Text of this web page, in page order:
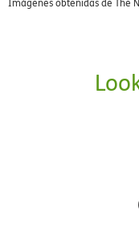
Imágenes obtenidas de The